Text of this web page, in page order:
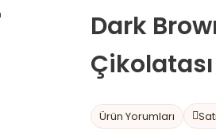
Dark
Ürün Yorumları